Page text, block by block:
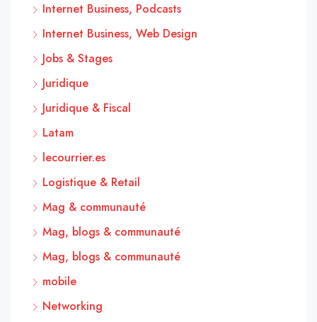
Internet Business, Podcasts
Internet Business, Web Design
Jobs & Stages
Juridique
Juridique & Fiscal
Latam
lecourrier.es
Logistique & Retail
Mag & communauté
Mag, blogs & communauté
Mag, blogs & communauté
mobile
Networking